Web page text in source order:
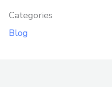
Categories
Blog